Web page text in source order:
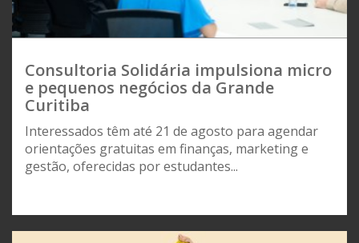
Consultoria Solidária impulsiona micro
e pequenos negócios da Grande
Curitiba
Interessados têm até 21 de agosto para agendar
orientações gratuitas em finanças, marketing e
gestão, oferecidas por estudantes...